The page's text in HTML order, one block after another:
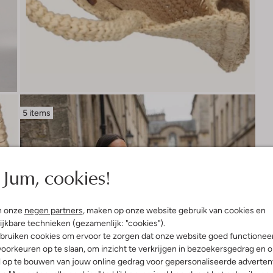
Jum, cookies!
onze negen partners, maken op onze website gebruik van cookies en
technieken (gezamenlijk: "cookies").
cookies om ervoor te zorgen dat onze website goed
op te slaan, om inzicht te verkrijgen in bezoekersgedrag en
te bouwen van jouw online gedrag voor gepersonaliseerde
5 items